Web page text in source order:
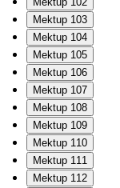
Mektup 103
Mektup 104
Mektup 105
Mektup 106
Mektup 107
Mektup 108
Mektup 109
Mektup 110
Mektup 111
Mektup 112